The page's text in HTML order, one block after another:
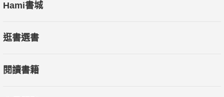
Hami書城
逛書選書
閱讀書籍